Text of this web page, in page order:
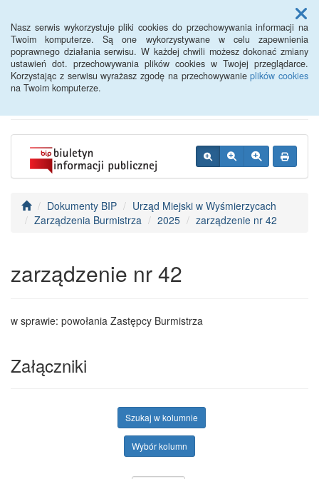
Nasz serwis wykorzystuje pliki cookies do przechowywania informacji na
Twoim komputerze. Są one wykorzystywane w celu zapewnienia
poprawnego działania serwisu. W każdej chwili możesz dokonać zmiany
ustawień dot. przechowywania plików cookies w Twojej przeglądarce.
Korzystając z serwisu wyrażasz zgodę na przechowywanieplików cookies
na Twoim komputerze.
Menu
BIP - Urząd Miejski
Wyśmierzyce
Dokumenty BIP
Urząd Miejski w Wyśmierzycach
Zarządzenia Burmistrza
2025 zarządzenie nr 42
zarządzenie nr 42
w sprawie: powołania Zastępcy Burmistrza
Załączniki
Szukaj w kolumnie
Wybór kolumn